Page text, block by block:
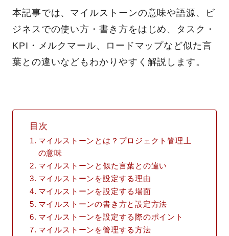
本記事では、マイルストーンの意味や語源、ビ
ジネスでの使い方・書き方をはじめ、タスク・
KPI・メルクマール、ロードマップなど似た言
葉との違いなどもわかりやすく解説します。
目次
マイルストーンとは？プロジェクト管理上
の意味
マイルストーンと似た言葉との違い
マイルストーンを設定する理由
マイルストーンを設定する場面
マイルストーンの書き方と設定方法
マイルストーンを設定する際のポイント
マイルストーンを管理する方法